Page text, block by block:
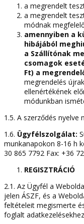
a megrendelt
a megrendelt
módnak
amennyiben a
hibájából
a Szállítónak
csomagok
Ft) a
megrendelés
ellenértékének
módunkban
1.5. A szerződés nyelve
1.6. Ügyfélszolgálat:
munkanapokon 8-16 h
30 865 7792 Fax: +36
REGISZTRÁCIÓ
2.1. Az Ügyfél a
jelen ÁSZF, és a
feltételeit megismerte
foglalt